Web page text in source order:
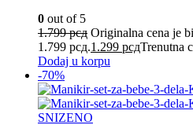
0 out of 5
1.799рсд Originalna cena je
1.799 рсд.1.299 рсдTrenutna
Dodaj u korpu
-70%
SNIZENO